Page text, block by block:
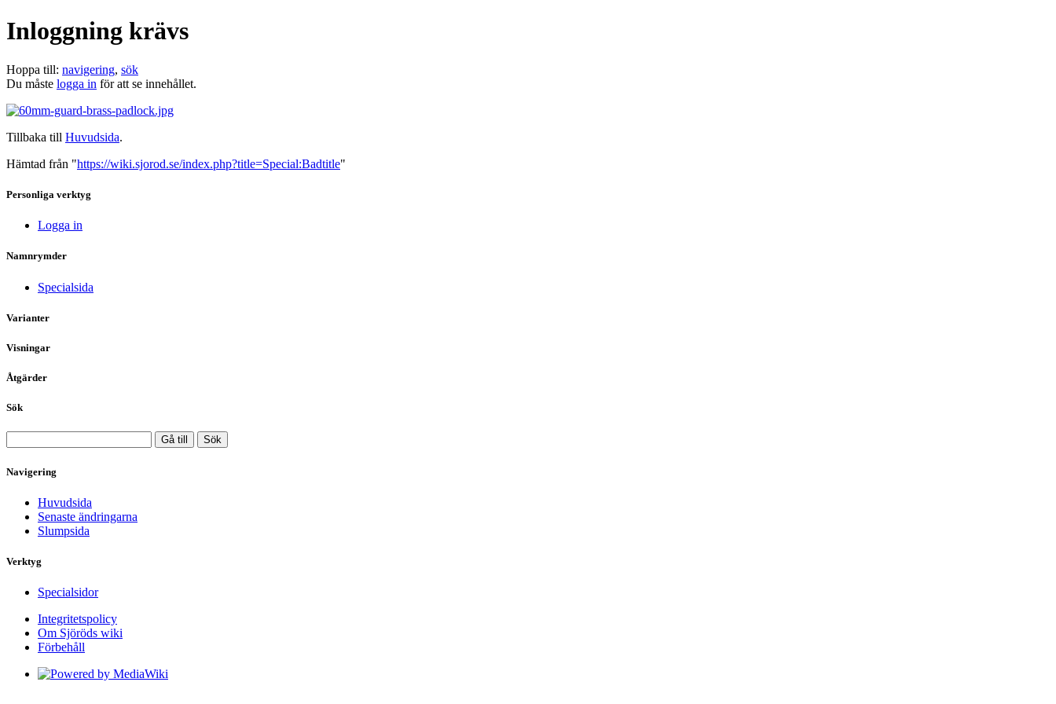
Inloggning krävs
Hoppa till: navigering, sök
Du måste logga in för att se innehållet.
Tillbaka till Huvudsida.
Hämtad från "https://wiki.sjorod.se/index.php?title=Special:Badtitle"
Personliga verktyg
Logga in
Namnrymder
Specialsida
Varianter
Visningar
Åtgärder
Sök
Navigering
Huvudsida
Senaste ändringarna
Slumpsida
Verktyg
Specialsidor
Integritetspolicy
Om Sjöröds wiki
Förbehåll